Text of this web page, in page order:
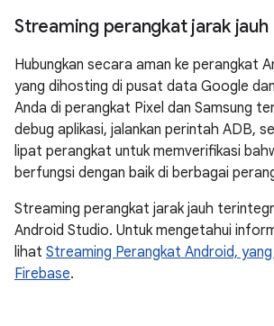
Streaming perangkat jarak jauh
Hubungkan secara aman ke perangkat
yang dihosting di pusat data Google
Anda di perangkat Pixel dan Samsung
debug aplikasi, jalankan perintah ADB,
lipat perangkat untuk memverifikasi
berfungsi dengan baik di berbagai
Streaming perangkat jarak jauh
Android Studio. Untuk mengetahui
lihat Streaming Perangkat Android,
Firebase.